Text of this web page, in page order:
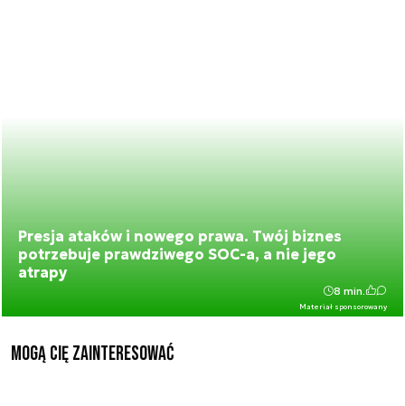
Presja ataków i nowego prawa. Twój biznes
potrzebuje prawdziwego SOC-a, a nie jego
atrapy
Materiał sponsorowany
8 min.
Mogą Cię zainteresować